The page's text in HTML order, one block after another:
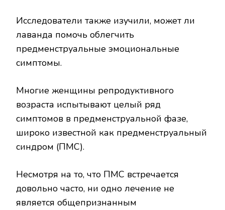
Исследователи также изучили, может ли
лаванда помочь облегчить
предменструальные эмоциональные
симптомы.
Многие женщины репродуктивного
возраста испытывают целый ряд
симптомов в предменструальной фазе,
широко известной как предменструальный
синдром (ПМС).
Несмотря на то, что ПМС встречается
довольно часто, ни одно лечение не
является общепризнанным